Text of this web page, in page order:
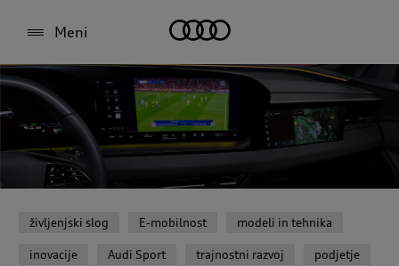
Meni
življenjski slog E-mobilnost modeli in tehnika
inovacije Audi Sport trajnostni razvoj podjetje